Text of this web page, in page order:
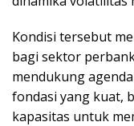
Kondisi tersebut
bagi sektor
mendukung
fondasi yang kuat,
kapasitas untuk